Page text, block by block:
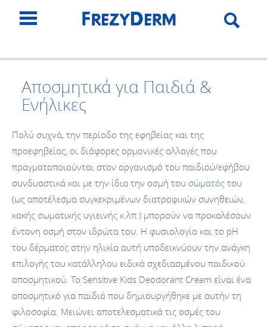
Αποσμητικά για Παιδιά &
Ενήλικες
Πολύ συχνά, την περίοδο της εφηβείας και της
προεφηβείας, οι διάφορες ορμονικές αλλαγές που
πραγματοποιούνται στον οργανισμό του παιδιού/εφήβου
συνδυαστικά και με την ίδια την οσμή του σώματός του
(ως αποτέλεσμα συγκεκριμένων διατροφικών συνηθειών,
κακής σωματικής υγιεινής κ.λπ.) μπορούν να προκαλέσουν
έντονη οσμή στον ιδρώτα του. Η φυσιολογία και το pH
του δέρματος στην ηλικία αυτή υποδεικνύουν την ανάγκη
επιλογής του κατάλληλου ειδικά σχεδιασμένου παιδικού
αποσμητικού. Το Sensitive Kids Deodorant Cream είναι ένα
αποσμητικό για παιδιά που δημιουργήθηκε με αυτήν τη
φιλοσοφία. Μειώνει αποτελεσματικά τις οσμές του